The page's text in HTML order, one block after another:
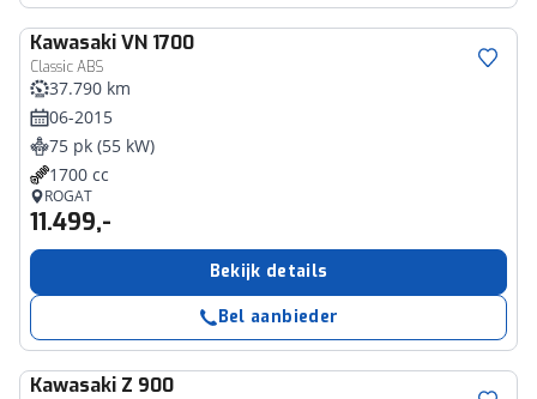
KawasakiVN 1700
Classic ABS
37.790 km
06-2015
75 pk (55 kW)
1700 cc
ROGAT
11.499,-
Bekijk details
Bel aanbieder
Kawasaki Z 900